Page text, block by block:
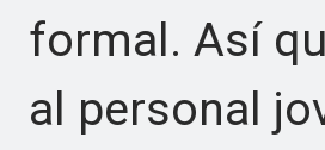
formal. Así
al personal